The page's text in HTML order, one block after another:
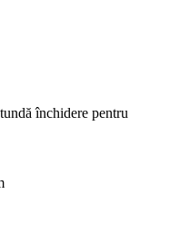
închidere pentru